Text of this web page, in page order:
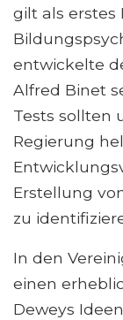
gilt als erstes
entwickelte
Alfred Binet
Tests sollten
Regierung
Erstellung
zu
In den
einen
Deweys